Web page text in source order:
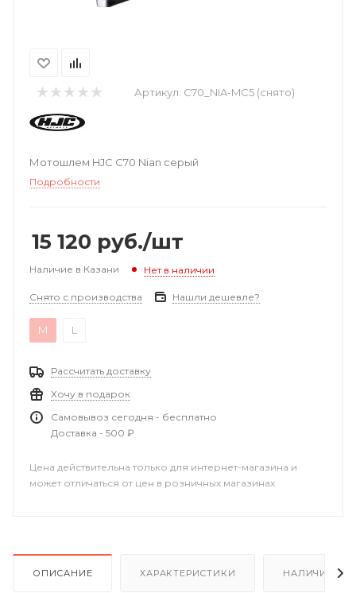
Артикул: C70_NIA-MC5 (снято)
Мотошлем HJC C70 Nian серый
Подробности
15 120 руб./шт
Наличие в Казани Нет в наличии
Снято с производства Нашли дешевле?
M L
Рассчитать доставку
Хочу в подарок
Самовывоз сегодня - бесплатно
Доставка - 500 ₽
Цена действительна только для интернет-магазина и
может отличаться от цен в розничных магазинах
ОПИСАНИЕ ХАРАКТЕРИСТИКИ НАЛИЧИЕ В